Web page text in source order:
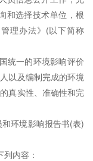
和选择技术单位，根
理办法》(以下简称
一的环境影响评价
以及编制完成的环境
真实性、准确性和完
环境影响报告书(表)
内容：